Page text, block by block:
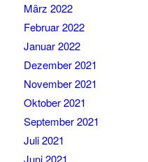
März 2022
Februar 2022
Januar 2022
Dezember 2021
November 2021
Oktober 2021
September 2021
Juli 2021
Juni 2021